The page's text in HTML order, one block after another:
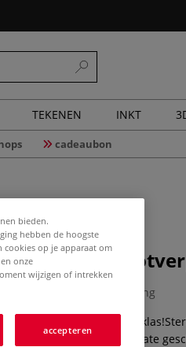
TEKENEN INKT
cadeaubon
dekwit,
0 Beoordeling
dekwit voor de hele
verdunbaar en uitermate
bieden.
hebben de hoogste
cookies op je apparaat om
onze
wijzigen of intrekken
accepteren